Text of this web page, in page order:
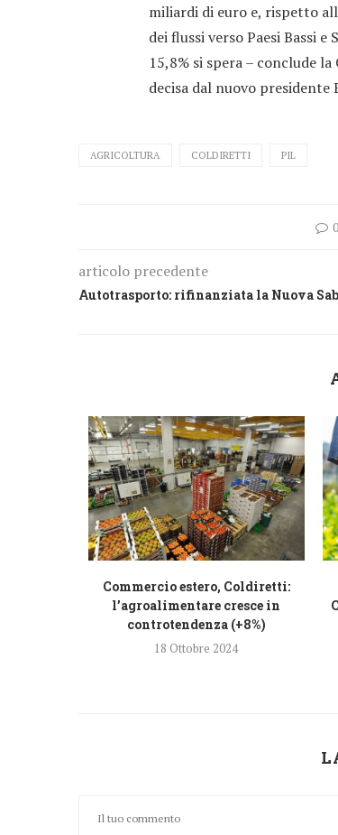
miliardi di euro e, rispetto
dei flussi verso Paesi Bassi
15,8% si spera – conclude
decisa dal nuovo presidente
AGRICOLTURA COLDIRETTI PIL
articolo precedente
Autotrasporto: rifinanziata la Nuova
Commercio estero, Coldiretti:
l’agroalimentare cresce in
controtendenza (+8%)
18 Ottobre 2024